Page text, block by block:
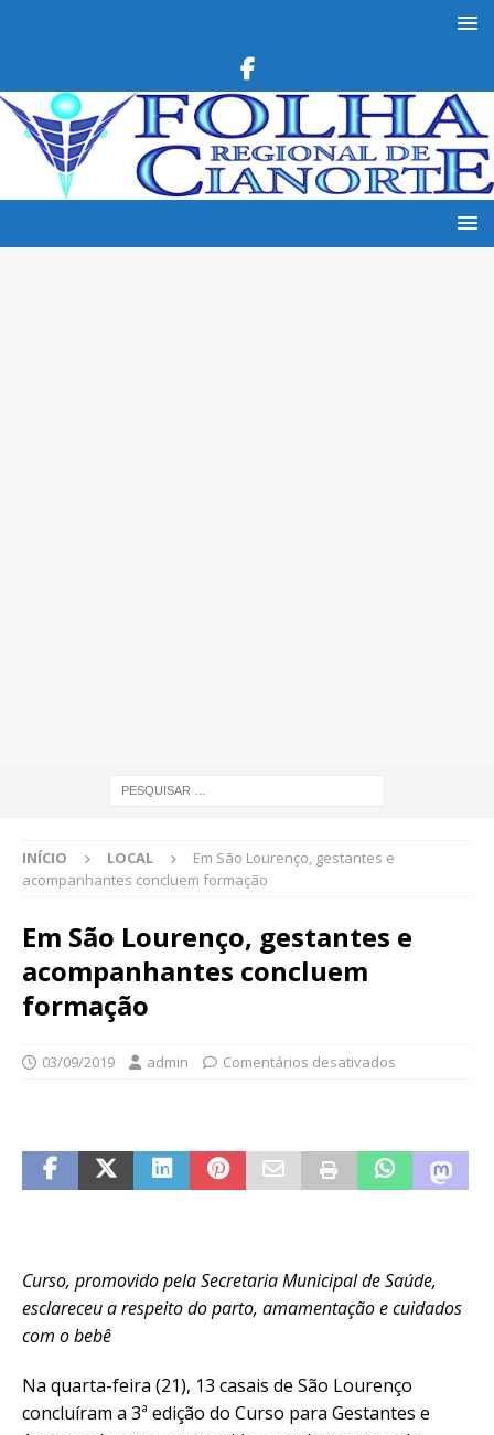
INÍCIO LOCAL
Em São Lourenço, gestantes e
acompanhantes concluem formação
Em São Lourenço, gestantes e
acompanhantes concluem
formação
03/09/2019 admin Comentários desativados
Curso, promovido pela Secretaria Municipal de Saúde,
esclareceu a respeito do parto, amamentação e cuidados
com o bebê
Na quarta-feira (21), 13 casais de São Lourenço
concluíram a 3ª edição do Curso para Gestantes e